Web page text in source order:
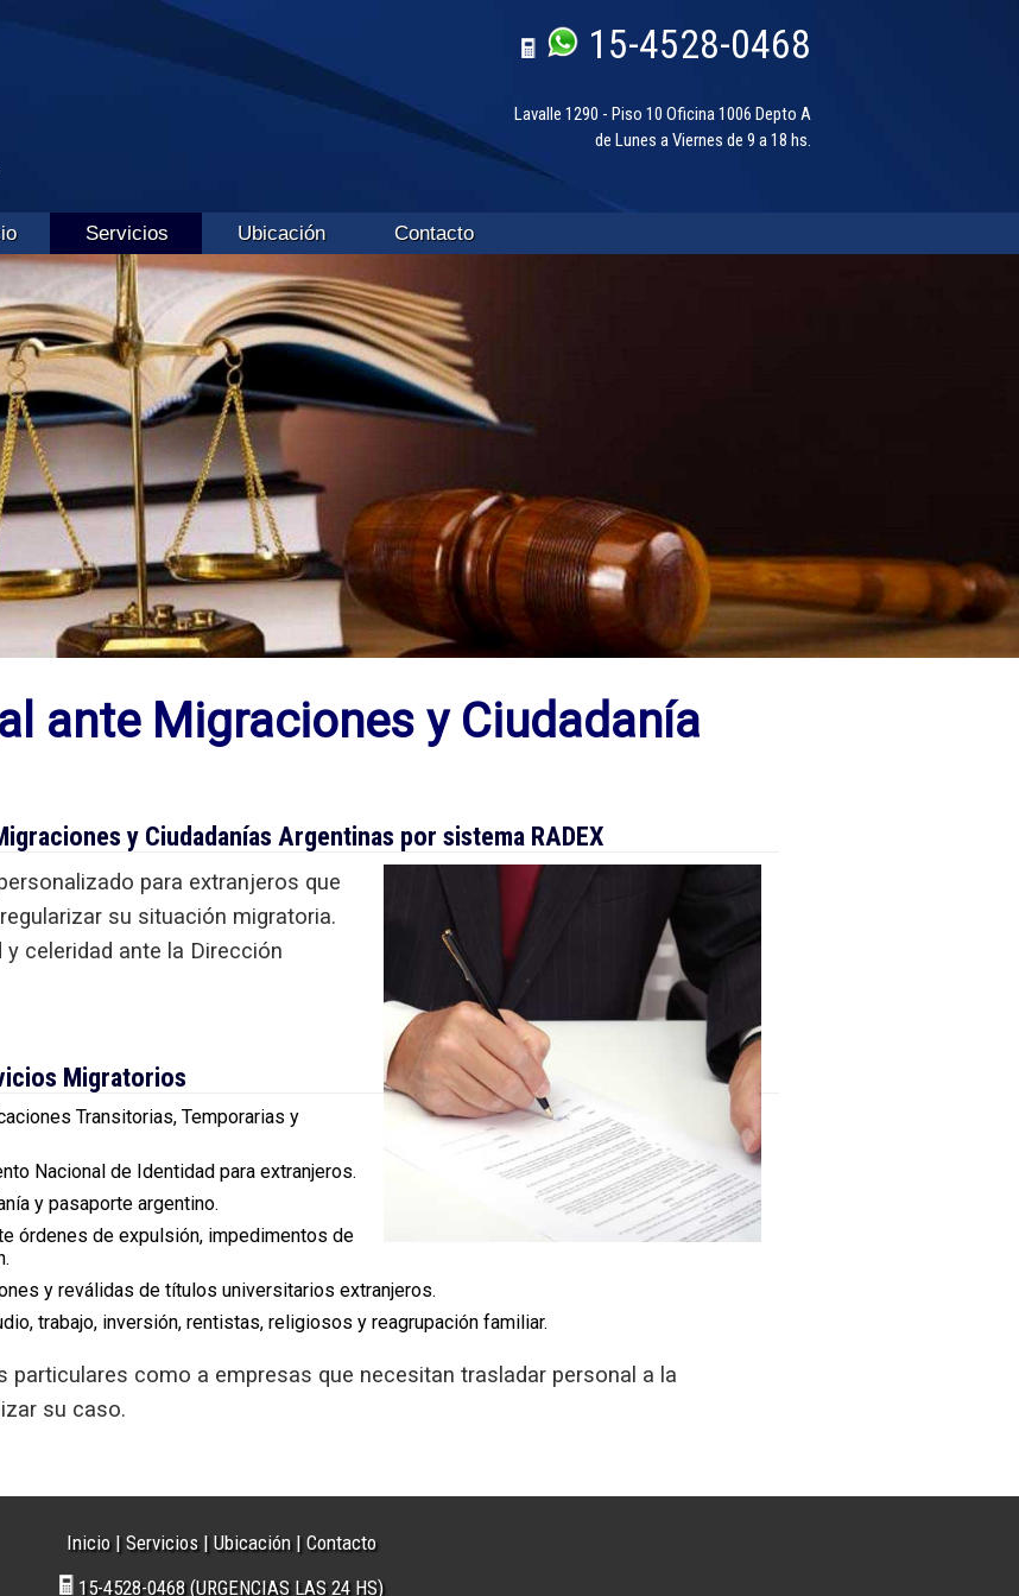
15-4528-0468
Lavalle 1290 - Piso 10 Oficina 1006 Depto A
de Lunes a Viernes de 9 a 18 hs.
Servicios Ubicación Contacto
ante Migraciones y Ciudadanía
y Ciudadanías Argentinas por sistema RADEX
para extranjeros que
su situación migratoria.
celeridad ante la Dirección
Migratorios
Transitorias, Temporarias y
Nacional de Identidad para extranjeros.
y pasaporte argentino.
órdenes de expulsión, impedimentos de
y reválidas de títulos universitarios extranjeros.
trabajo, inversión, rentistas, religiosos y reagrupación familiar.
particulares como a empresas que necesitan trasladar personal a la
su caso.
Inicio| Servicios| Ubicación| Contacto
15-4528-0468 (URGENCIAS LAS 24 HS)